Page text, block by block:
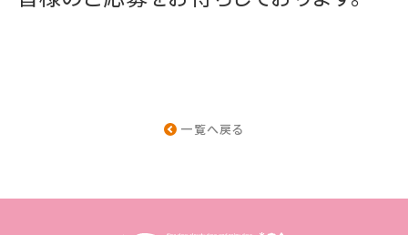
一覧へ戻る